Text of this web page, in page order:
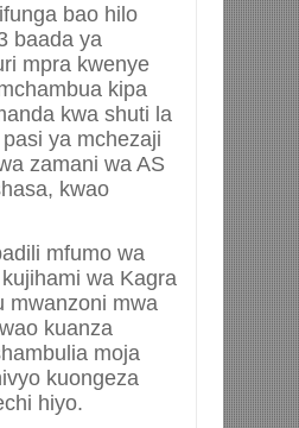
bao hilo
baada ya
mpra kwenye
kipa
kwa shuti la
ya mchezaji
zamani wa AS
kwao
mfumo wa
wa Kagra
mwanzoni mwa
kuanza
moja
kuongeza
hiyo.